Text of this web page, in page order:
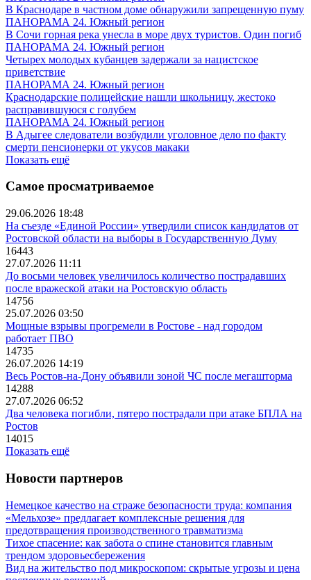
В Краснодаре в частном доме обнаружили запрещенную пуму
ПАНОРАМА 24. Южный регион
В Сочи горная река унесла в море двух туристов. Один погиб
ПАНОРАМА 24. Южный регион
Четырех молодых кубанцев задержали за нацистское
приветствие
ПАНОРАМА 24. Южный регион
Краснодарские полицейские нашли школьницу, жестоко
расправившуюся с голубем
ПАНОРАМА 24. Южный регион
В Адыгее следователи возбудили уголовное дело по факту
смерти пенсионерки от укусов макаки
Показать ещё
Самое просматриваемое
29.06.2026 18:48
На съезде «Единой России» утвердили список кандидатов от
Ростовской области на выборы в Государственную Думу
16443
27.07.2026 11:11
До восьми человек увеличилось количество пострадавших
после вражеской атаки на Ростовскую область
14756
25.07.2026 03:50
Мощные взрывы прогремели в Ростове - над городом
работает ПВО
14735
26.07.2026 14:19
Весь Ростов-на-Дону объявили зоной ЧС после мегашторма
14288
27.07.2026 06:52
Два человека погибли, пятеро пострадали при атаке БПЛА на
Ростов
14015
Показать ещё
Новости партнеров
Немецкое качество на страже безопасности труда: компания
«Мельхозе» предлагает комплексные решения для
предотвращения производственного травматизма
Тихое спасение: как забота о спине становится главным
трендом здоровьесбережения
Вид на жительство под микроскопом: скрытые угрозы и цена